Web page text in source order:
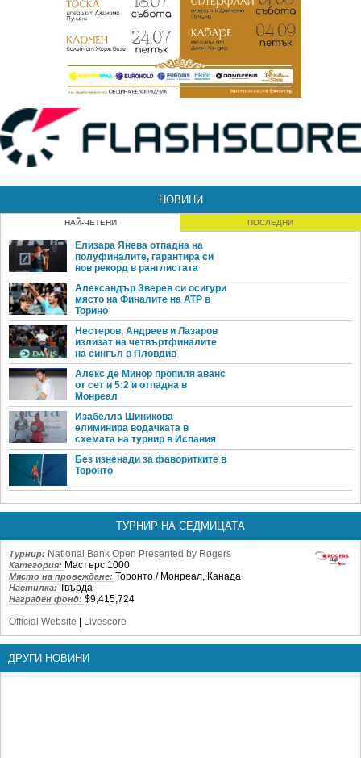
НОВИНИ
НАЙ-ЧЕТЕНИ ПОСЛЕДНИ
Елизара Янева отпадна на
полуфиналите, гарантира си
нов рекорд в ранглистата
Александър Зверев си осигури
място на Финалите на ATP в
Торино
Нестеров, Андреев и Лазаров
излизат на четвъртфиналите
на сингъл в Пловдив
Алекс де Минор пропиля аванс
от сет и 5:2 и отпадна в
Монреал
Изабелла Шиникова
елиминира водачката в
схемата на турнир в Испания
Без изненади за фаворитките в
Торонто
ТУРНИР НА СЕДМИЦАТА
Турнир: National Bank Open Presented by Rogers
Категория: Мастърс 1000
Място на провеждане: Торонто / Монреал, Канада
Настилка: Твърда
Награден фонд: $9,415,724
Official Website
Livescore
ДРУГИ НОВИНИ